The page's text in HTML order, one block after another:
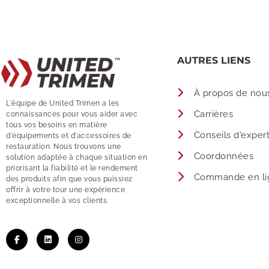
L'équipe de United Trimen a les
connaissances pour vous aider avec
tous vos besoins en matière
d'équipements et d'accessoires de
restauration. Nous trouvons une
solution adaptée à chaque situation en
priorisant la fiabilité et le rendement
des produits afin que vous puissiez
offrir à votre tour une expérience
exceptionnelle à vos clients.
AUTRES LIENS
À propos de
Carrières
Conseils
Coordonnées
Commande en